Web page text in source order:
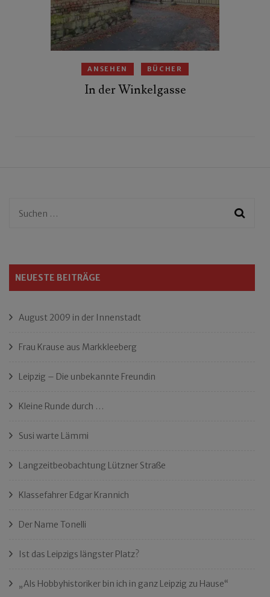
ANSEHEN BÜCHER
In der Winkelgasse
Suchen
NEUESTE BEITRÄGE
August 2009 in der Innenstadt
Frau Krause aus Markkleeberg
Leipzig – Die unbekannte Freundin
Kleine Runde durch …
Susi warte Lämmi
Langzeitbeobachtung Lützner Straße
Klassefahrer Edgar Krannich
Der Name Tonelli
Ist das Leipzigs längster Platz?
„Als Hobbyhistoriker bin ich in ganz Leipzig zu Hause“